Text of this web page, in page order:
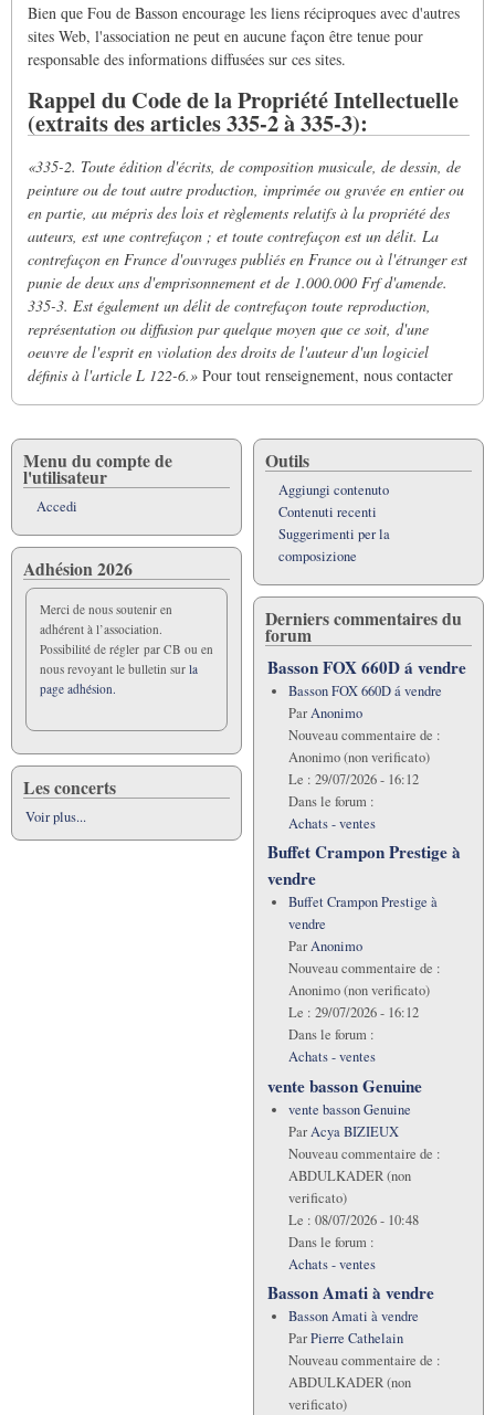
Bien que Fou de Basson encourage les liens réciproques avec d'autres
sites Web, l'association ne peut en aucune façon être tenue pour
responsable des informations diffusées sur ces sites.
Rappel du Code de la Propriété Intellectuelle
(extraits des articles 335-2 à 335-3):
«335-2. Toute édition d'écrits, de composition musicale, de dessin, de
peinture ou de tout autre production, imprimée ou gravée en entier ou
en partie, au mépris des lois et règlements relatifs à la propriété des
auteurs, est une contrefaçon ; et toute contrefaçon est un délit. La
contrefaçon en France d'ouvrages publiés en France ou à l'étranger est
punie de deux ans d'emprisonnement et de 1.000.000 Frf d'amende.
335-3. Est également un délit de contrefaçon toute reproduction,
représentation ou diffusion par quelque moyen que ce soit, d'une
oeuvre de l'esprit en violation des droits de l'auteur d'un logiciel
définis à l'article L 122-6.» Pour tout renseignement, nous contacter
Menu du compte de
l'utilisateur
Accedi
Adhésion 2026
Merci de nous soutenir en
adhérent à l’association.
Possibilité de régler par CB ou en
nous revoyant le bulletin sur la
page adhésion.
Les concerts
Voir plus...
Outils
Aggiungi contenuto
Contenuti recenti
Suggerimenti per la
composizione
Derniers commentaires du
forum
Basson FOX 660D á vendre
Basson FOX 660D á vendre
ParAnonimo
Nouveau commentaire de :
Anonimo (non verificato)
Le : 29/07/2026 - 16:12
Dans le forum :
Achats - ventes
Buffet Crampon Prestige à
vendre
Buffet Crampon Prestige à
vendre
ParAnonimo
Nouveau commentaire de :
Anonimo (non verificato)
Le : 29/07/2026 - 16:12
Dans le forum :
Achats - ventes
vente basson Genuine
vente basson Genuine
ParAcya BIZIEUX
Nouveau commentaire de :
ABDULKADER (non
verificato)
Le : 08/07/2026 - 10:48
Dans le forum :
Achats - ventes
Basson Amati à vendre
Basson Amati à vendre
ParPierre Cathelain
Nouveau commentaire de :
ABDULKADER (non
verificato)